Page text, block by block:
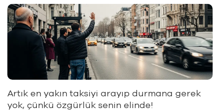
Artık en yakın taksiyi arayıp durmana gerek
yok, çünkü özgürlük senin elinde!